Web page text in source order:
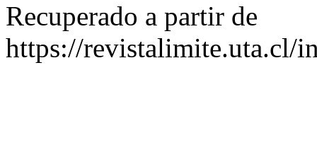
Recuperado a partir de
https://revistalimite.uta.cl/